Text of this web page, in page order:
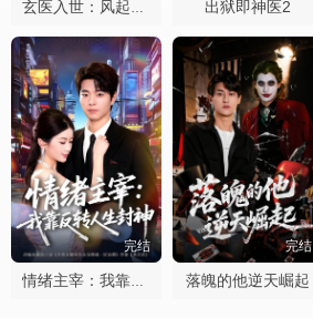
玄医入世：风起光州 出狱即神医2
完结
情绪主宰：我靠反转人生封神
完结
落魄的他逆天崛起